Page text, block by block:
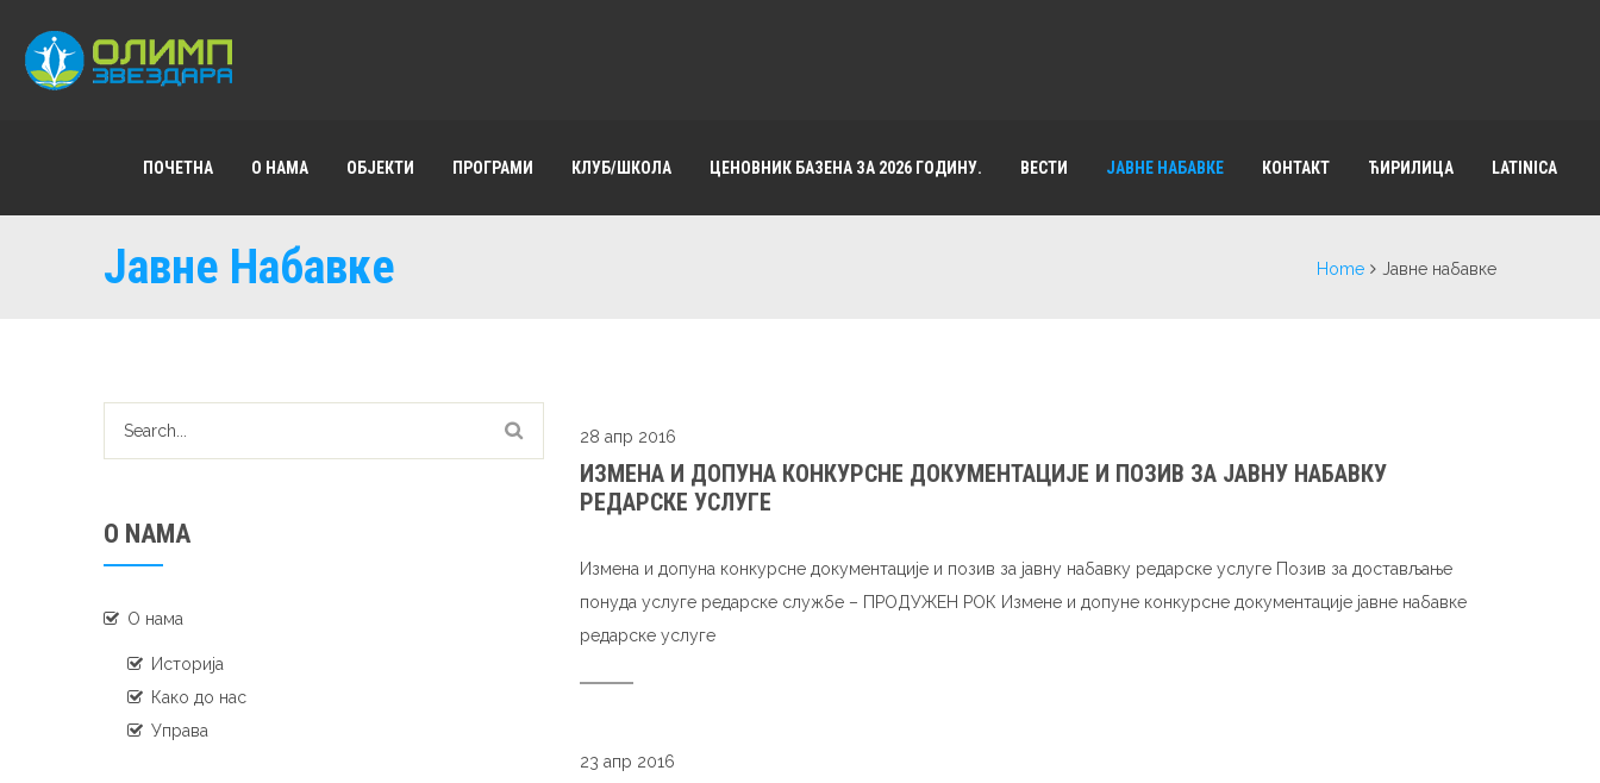
ПОЧЕТНА О НАМА ОБЈЕКТИ ПРОГРАМИ КЛУБ/ШКОЛА ЦЕНОВНИК БАЗЕНА ЗА 2026 ГОДИНУ. ВЕСТИ ЈАВНЕ НАБАВКЕ КОНТАКТ ЋИРИЛИЦА LATINICA
Јавне Набавке Home Јавне набавке
O NAMA
О нама
Историја
Како до нас
Управа
28 апр 2016
ИЗМЕНА И ДОПУНА КОНКУРСНЕ ДОКУМЕНТАЦИЈЕ И ПОЗИВ ЗА ЈАВНУ НАБАВКУ
РЕДАРСКЕ УСЛУГЕ
Измена и допуна конкурсне документације и позив за јавну набавку редарске услуге Позив за достављање
понуда услуге редарске службе – ПРОДУЖЕН РОК Измене и допуне конкурсне документације јавне набавке
редарске услуге
23 апр 2016